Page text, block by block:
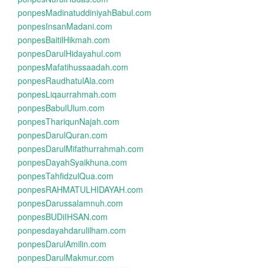
ponpesMadinatuddiniyahBabul.com
ponpesInsanMadani.com
ponpesBaitilHikmah.com
ponpesDarulHidayahul.com
ponpesMafatihussaadah.com
ponpesRaudhatulAla.com
ponpesLiqaurrahmah.com
ponpesBabulUlum.com
ponpesThariqunNajah.com
ponpesDarulQuran.com
ponpesDarulMifathurrahmah.com
ponpesDayahSyaikhuna.com
ponpesTahfidzulQua.com
ponpesRAHMATULHIDAYAH.com
ponpesDarussalamnuh.com
ponpesBUDiIHSAN.com
ponpesdayahdarulilham.com
ponpesDarulAmilin.com
ponpesDarulMakmur.com